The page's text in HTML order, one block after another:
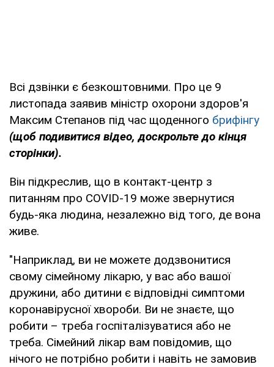
Всі дзвінки є безкоштовними. Про це 9
листопада заявив міністр охорони здоров'я
Максим Степанов під час щоденного брифінгу
(щоб подивитися відео, доскрольте до кінця
сторінки).
Він підкреслив, що в контакт-центр з
питанням про COVID-19 може звернутися
будь-яка людина, незалежно від того, де вона
живе.
"Наприклад, ви не можете додзвонитися
свому сімейному лікарю, у вас або вашої
дружини, або дитини є відповідні симптоми
коронавірусної хвороби. Ви не знаєте, що
робити – треба госпіталізуватися або не
треба. Сімейний лікар вам повідомив, що
нічого не потрібно робити і навіть не замовив